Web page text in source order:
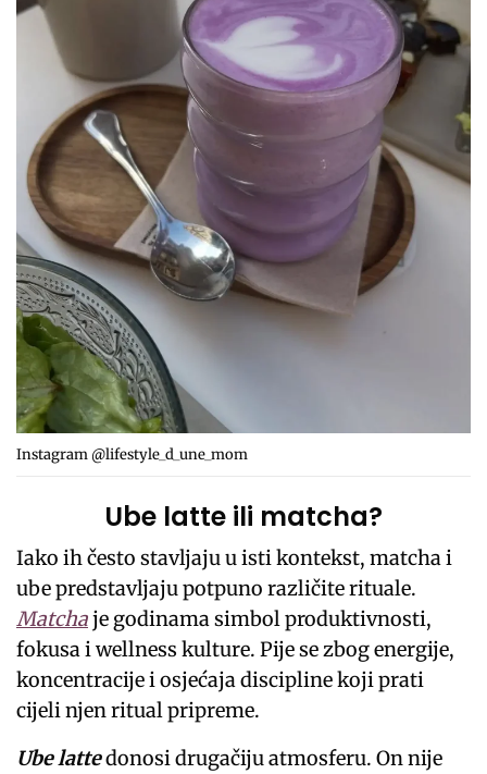
Instagram @lifestyle_d_une_mom
Ube latte ili matcha?
Iako ih često stavljaju u isti kontekst, matcha i
ube predstavljaju potpuno različite rituale.
Matchaje godinama simbol produktivnosti,
fokusa i wellness kulture. Pije se zbog energije,
koncentracije i osjećaja discipline koji prati
cijeli njen ritual pripreme.
Ube lattedonosi drugačiju atmosferu. On nije